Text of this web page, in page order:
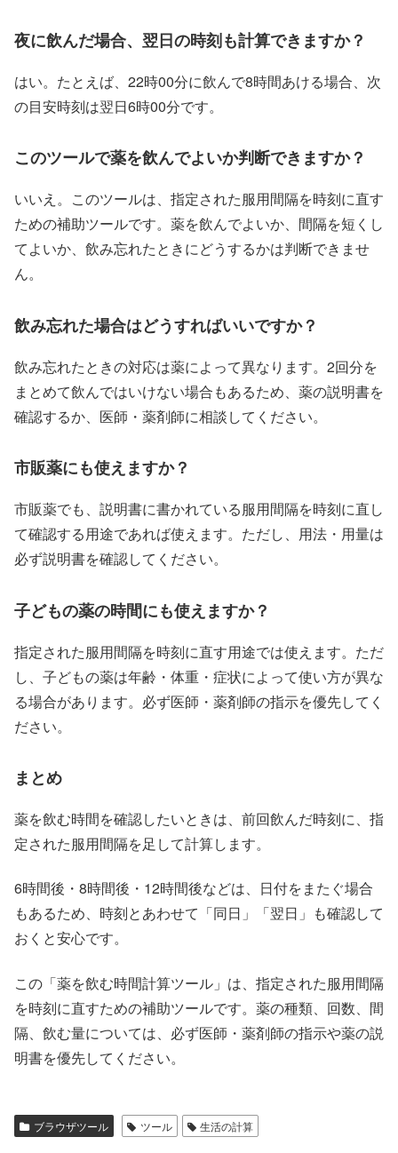
夜に飲んだ場合、翌日の時刻も計算できますか？
はい。たとえば、22時00分に飲んで8時間あける場合、次
の目安時刻は翌日6時00分です。
このツールで薬を飲んでよいか判断できますか？
いいえ。このツールは、指定された服用間隔を時刻に直す
ための補助ツールです。薬を飲んでよいか、間隔を短くし
てよいか、飲み忘れたときにどうするかは判断できませ
ん。
飲み忘れた場合はどうすればいいですか？
飲み忘れたときの対応は薬によって異なります。2回分を
まとめて飲んではいけない場合もあるため、薬の説明書を
確認するか、医師・薬剤師に相談してください。
市販薬にも使えますか？
市販薬でも、説明書に書かれている服用間隔を時刻に直し
て確認する用途であれば使えます。ただし、用法・用量は
必ず説明書を確認してください。
子どもの薬の時間にも使えますか？
指定された服用間隔を時刻に直す用途では使えます。ただ
し、子どもの薬は年齢・体重・症状によって使い方が異な
る場合があります。必ず医師・薬剤師の指示を優先してく
ださい。
まとめ
薬を飲む時間を確認したいときは、前回飲んだ時刻に、指
定された服用間隔を足して計算します。
6時間後・8時間後・12時間後などは、日付をまたぐ場合
もあるため、時刻とあわせて「同日」「翌日」も確認して
おくと安心です。
この「薬を飲む時間計算ツール」は、指定された服用間隔
を時刻に直すための補助ツールです。薬の種類、回数、間
隔、飲む量については、必ず医師・薬剤師の指示や薬の説
明書を優先してください。
ブラウザツール ツール 生活の計算